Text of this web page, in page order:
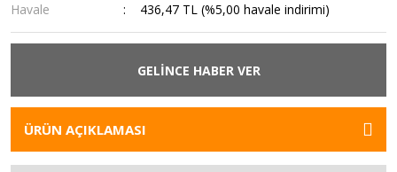
Havale
436,47 TL (%5,00 havale indirimi)
GELİNCE HABER VER
ÜRÜN AÇIKLAMASI